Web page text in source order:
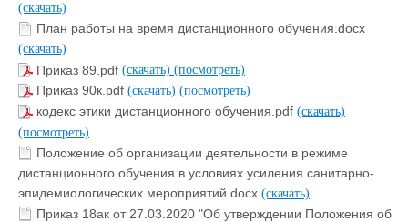
(скачать)
План работы на время дистанционного обучения.docx
(скачать)
Приказ 89.pdf (скачать) (посмотреть)
Приказ 90к.pdf (скачать) (посмотреть)
кодекс этики дистанционного обучения.pdf (скачать)
(посмотреть)
Положение об организации деятельности в режиме
дистанционного обучения в условиях усиления санитарно-
эпидемиологических мероприятий.docx (скачать)
Приказ 18ак от 27.03.2020 "Об утверждении Положения об